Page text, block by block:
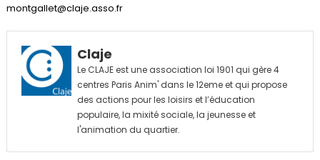
montgallet@claje.asso.fr
Claje
Le CLAJE est une association loi 1901 qui gère 4
centres Paris Anim' dans le 12eme et qui propose
des actions pour les loisirs et l’éducation
populaire, la mixité sociale, la jeunesse et
l'animation du quartier.